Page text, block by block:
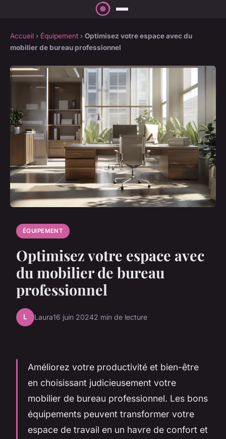
Accueil › Équipement › Optimisez votre espace avec du
mobilier de bureau professionnel
ÉQUIPEMENT
Optimisez votre espace avec
du mobilier de bureau
professionnel
L Laura16 juin 20242 min de lecture
Améliorez votre productivité et bien-être
en choisissant judicieusement votre
mobilier de bureau professionnel. Les bons
équipements peuvent transformer votre
espace de travail en un havre de confort et